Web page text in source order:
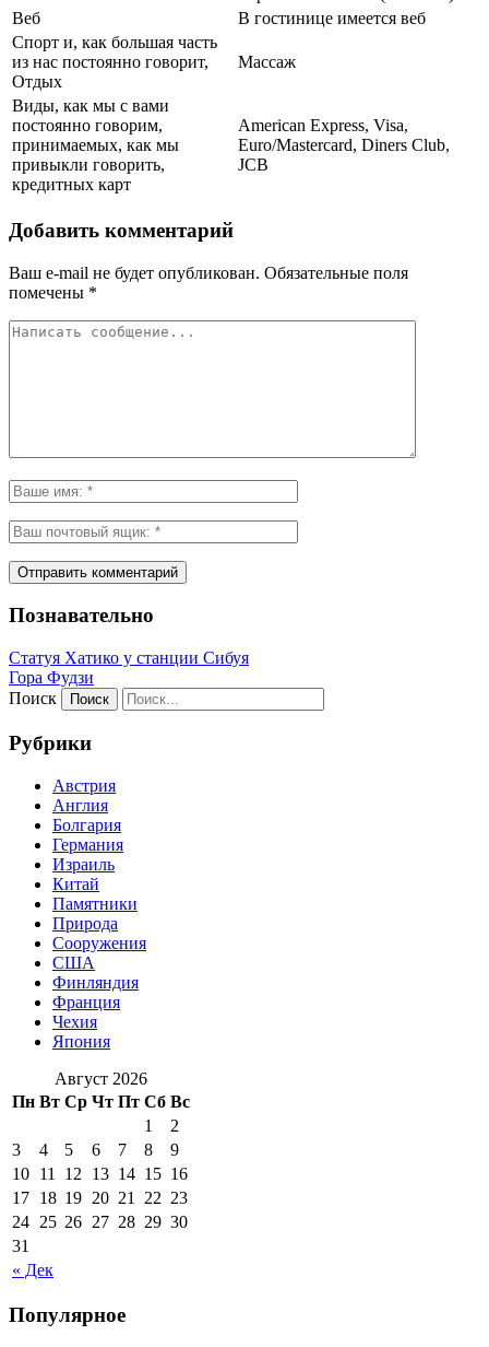
Веб
В гостинице имеется веб
Спорт и, как большая часть
из нас постоянно говорит,
Отдых
Массаж
Виды, как мы с вами
постоянно говорим,
принимаемых, как мы
привыкли говорить,
кредитных карт
American Express, Visa,
Euro/Mastercard, Diners Club,
JCB
Добавить комментарий
Ваш e-mail не будет опубликован. Обязательные поля
помечены *
Познавательно
Статуя Хатико у станции Сибуя
Гора Фудзи
Поиск
Рубрики
Австрия
Англия
Болгария
Германия
Израиль
Китай
Памятники
Природа
Сооружения
США
Финляндия
Франция
Чехия
Япония
Август 2026
Пн Вт Ср Чт Пт Сб Вс
« Дек
1
2
3
4 5 6 7 8
9
10 11 12 13 14 15 16
17 18 19 20 21 22 23
24 25 26 27 28 29 30
31
Популярное